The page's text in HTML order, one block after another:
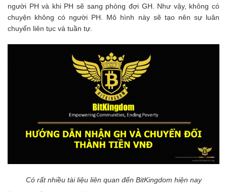
người PH và khi PH sẽ sang phòng đợi GH. Như vậy, không có
chuyện không có người PH. Mô hình này sẽ tạo nên sự luân
chuyển liên tục và tuần tự.
Có rất nhiều tài liệu liên quan đến BitKingdom hiện nay